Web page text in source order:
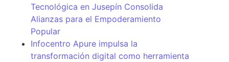
Tecnológica en Jusepín Consolida
Alianzas para el Empoderamiento
Popular
Infocentro Apure impulsa la
transformación digital como herramienta